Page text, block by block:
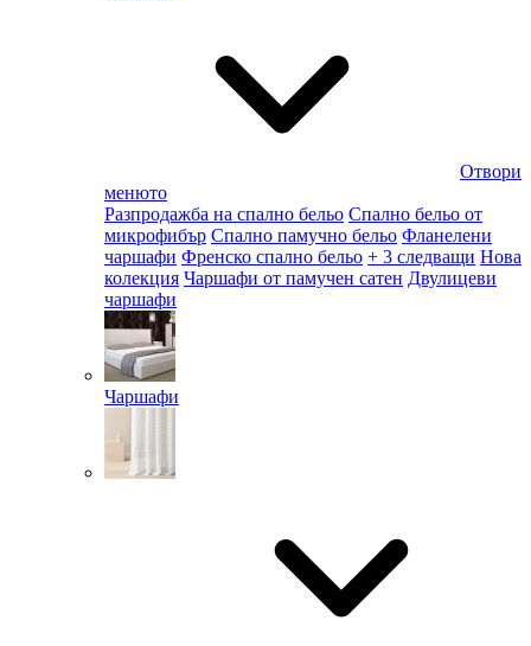
Отвори
менюто
Разпродажба на спално бельо Спално бельо от
микрофибър Спално памучно бельо Фланелени
чаршафи Френско спално бельо + 3 следващи Нова
колекция Чаршафи от памучен сатен Двулицеви
чаршафи
Чаршафи